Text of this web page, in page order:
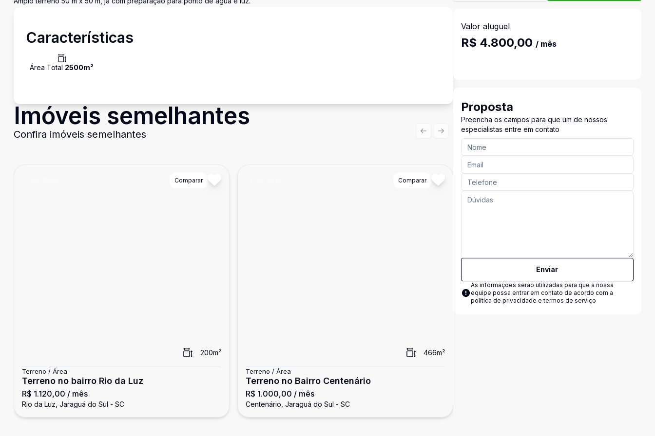
Características
Área Total 2500m²
Imóveis semelhantes
Confira imóveis semelhantes
Comparar
200m²
Terreno / Área
Terreno no bairro Rio da Luz
R$ 1.120,00 / mês
Rio da Luz, Jaraguá do Sul - SC
Comparar
466m²
Terreno / Área
Terreno no Bairro Centenário
R$ 1.000,00 / mês
Centenário, Jaraguá do Sul - SC
Cód:15398
Previous slide
Next slide
Valor aluguel
R$ 4.800,00 / mês
Proposta
Preencha os campos para que um de nossos
especialistas entre em contato
Enviar
As informações serão utilizadas para que a nossa
equipe possa entrar em contato de acordo com a
política de privacidade e termos de serviço